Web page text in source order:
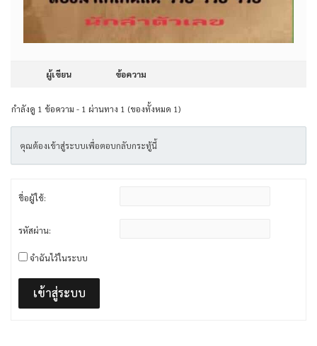
ผู้เขียน ข้อความ
กำลังดู 1 ข้อความ - 1 ผ่านทาง 1 (ของทั้งหมด 1)
คุณต้องเข้าสู่ระบบเพื่อตอบกลับกระทู้นี้
ชื่อผู้ใช้:
รหัสผ่าน:
จำฉันไว้ในระบบ
เข้าสู่ระบบ